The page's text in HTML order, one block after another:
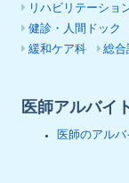
リハビリテーショ
健診・人間ドック
緩和ケア科
総合
医師アルバイ
医師のアル